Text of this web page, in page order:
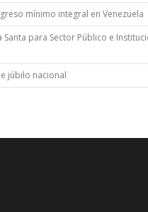
mínimo integral en Venezuela
Santa para Sector Público e
júbilo nacional